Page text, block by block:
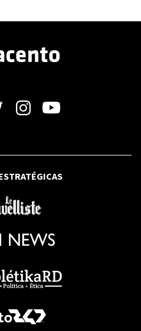
en común"
vencen a
del
presidencial
Escoto
Montecristi